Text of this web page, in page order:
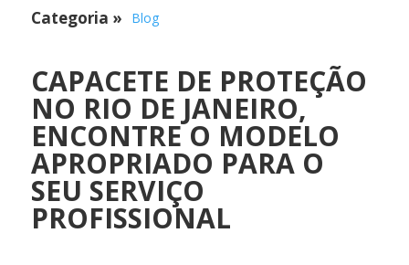
Categoria » Blog
CAPACETE DE PROTEÇÃO
NO RIO DE JANEIRO,
ENCONTRE O MODELO
APROPRIADO PARA O
SEU SERVIÇO
PROFISSIONAL